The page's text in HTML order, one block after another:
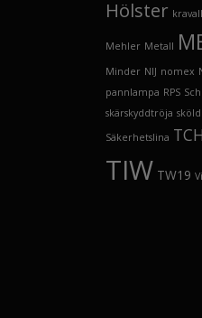
Hölster
Mehler Metall
Minder NIJ nomex
pannlampa RPS
skärskyddtröja sköld
Säkerhetslina TCH
TIW TW19